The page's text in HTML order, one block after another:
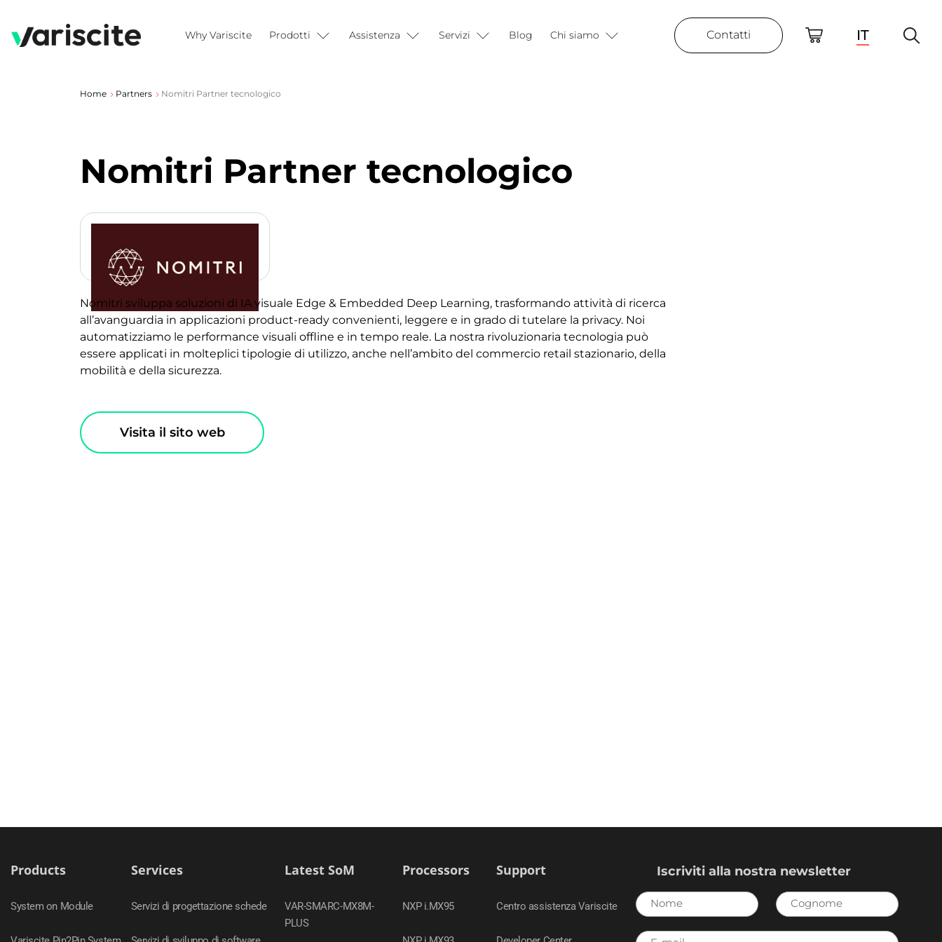
Why Variscite Prodotti Assistenza Servizi Blog Chi siamo Contatti IT
Home Partners Nomitri Partner tecnologico
Nomitri Partner tecnologico
Nomitri sviluppa soluzioni di IA visuale Edge & Embedded Deep Learning, trasformando attività di ricerca
all’avanguardia in applicazioni product-ready convenienti, leggere e in grado di tutelare la privacy. Noi
automatizziamo le performance visuali offline e in tempo reale. La nostra rivoluzionaria tecnologia può
essere applicati in molteplici tipologie di utilizzo, anche nell’ambito del commercio retail stazionario, della
mobilità e della sicurezza.
Visita il sito web
Products
System on Module
Services
Servizi di progettazione schede
Latest SoM
VAR-SMARC-MX8M-
PLUS
Processors
NXP i.MX95
Support
Centro assistenza Variscite
Iscriviti alla nostra newsletter
Nome Cognome
E-